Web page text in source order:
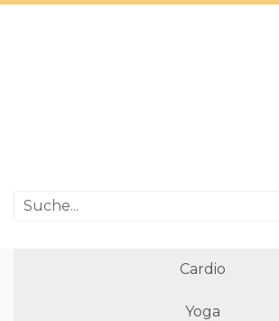
Cardio
Yoga